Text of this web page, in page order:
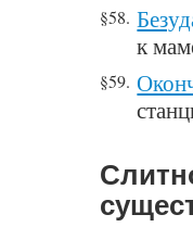
§58.
к
§59.